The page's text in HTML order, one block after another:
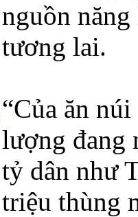
nguồn
tương lai.
“Của ăn
lượng đang
tỷ dân như
triệu thùng